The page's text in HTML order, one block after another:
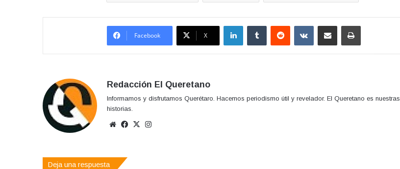
Facebook X
LinkedInTumblr Reddit VKontakteCompartir por correo electrónicoImprimir
Redacción El Queretano
Informamos y disfrutamos Querétaro. Hacemos periodismo útil y revelador. El Queretano es nuestras
historias.
Sitio
Facebook
X
Deja una respuesta